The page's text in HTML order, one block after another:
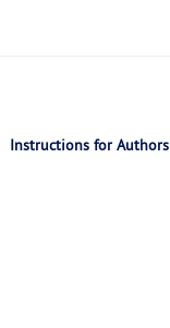
Instructions for Authors